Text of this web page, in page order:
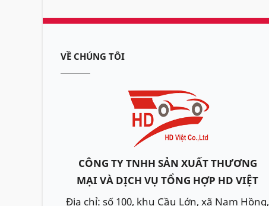
VỀ CHÚNG TÔI
CÔNG TY TNHH SẢN XUẤT THƯƠNG
MẠI VÀ DỊCH VỤ TỔNG HỢP HD VIỆT
Địa chỉ: số 100, khu Cầu Lớn, xã Nam Hồng,